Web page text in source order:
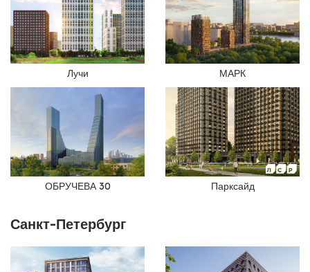
Лучи МАРК
ОБРУЧЕВА 30 Парксайд
Санкт-Петербург